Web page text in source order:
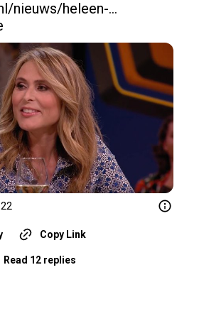
nieuws/heleen-…
Copy Link
Read 12 replies